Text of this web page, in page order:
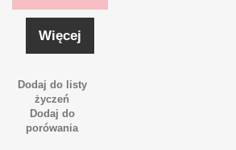
Więcej
Dodaj do listy
życzeń
Dodaj do
porówania